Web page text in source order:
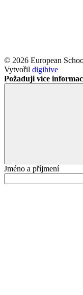
© 2026 European
Vytvořil digihive
Požaduji více
Jméno a příjmení